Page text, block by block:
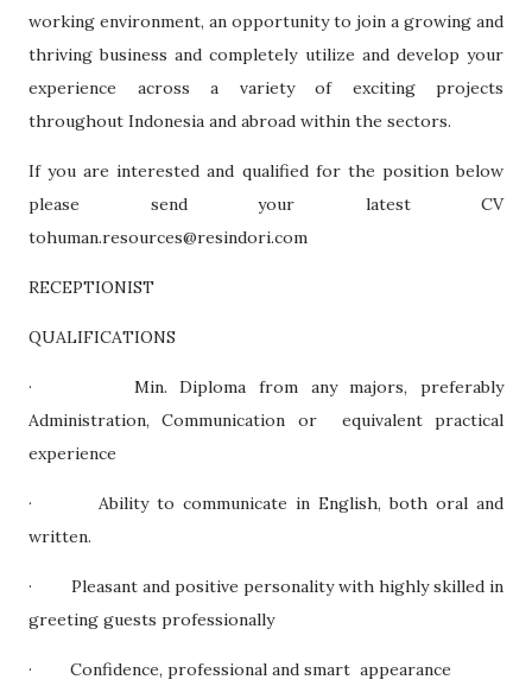
working environment, an opportunity to join a growing and
thriving business and completely utilize and develop your
experience across a variety of exciting projects
throughout Indonesia and abroad within the sectors.
If you are interested and qualified for the position below
please send your latest CV
tohuman.resources@resindori.com
RECEPTIONIST
QUALIFICATIONS
· Min. Diploma from any majors, preferably
Administration, Communication or equivalent practical
experience
· Ability to communicate in English, both oral and
written.
· Pleasant and positive personality with highly skilled in
greeting guests professionally
· Confidence, professional and smart appearance